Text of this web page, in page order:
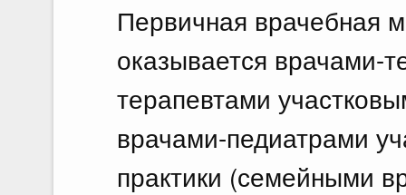
Первичная врачебная
оказывается врачами-
терапевтами
врачами-педиатрами
практики (семейными